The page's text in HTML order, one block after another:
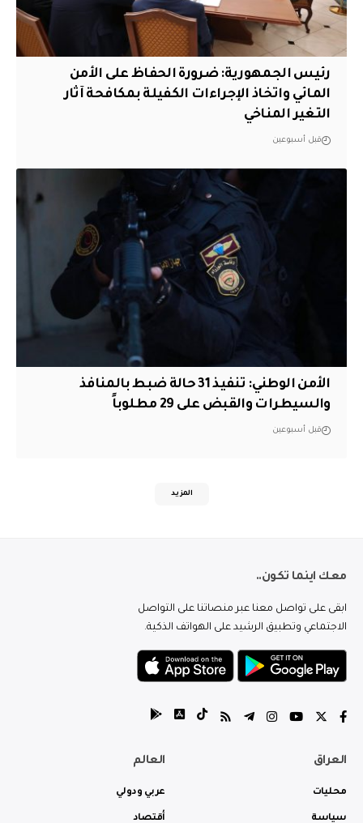
رئيس الجمهورية: ضرورة الحفاظ على الأمن
المائي واتخاذ الإجراءات الكفيلة بمكافحة آثار
التغير المناخي
قبل أسبوعين
الأمن الوطني: تنفيذ 31 حالة ضبط بالمنافذ
والسيطرات والقبض على 29 مطلوباً
قبل أسبوعين
المزيد
معك اينما تكون..
ابقى على تواصل معنا عبر منصاتنا على التواصل
الاجتماعي وتطبيق الرشيد على الهواتف الذكية.
العراق
محليات
سياسة
العالم
عربي ودولي
أقتصاد